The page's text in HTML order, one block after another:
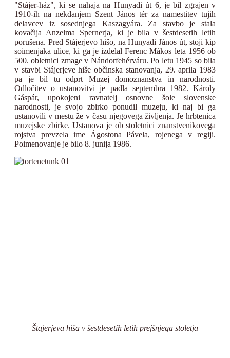
"Stájer-ház", ki se nahaja na Hunyadi út 6, je bil zgrajen v
1910-ih na nekdanjem Szent János tér za namestitev tujih
delavcev iz sosednjega Kaszagyára. Za stavbo je stala
kovačija Anzelma Spernerja, ki je bila v šestdesetih letih
porušena. Pred Stájerjevo hišo, na Hunyadi János út, stoji kip
soimenjaka ulice, ki ga je izdelal Ferenc Mákos leta 1956 ob
500. obletnici zmage v Nándorfehérváru. Po letu 1945 so bila
v stavbi Stájerjeve hiše občinska stanovanja, 29. aprila 1983
pa je bil tu odprt Muzej domoznanstva in narodnosti.
Odločitev o ustanovitvi je padla septembra 1982. Károly
Gáspár, upokojeni ravnatelj osnovne šole slovenske
narodnosti, je svojo zbirko ponudil muzeju, ki naj bi ga
ustanovili v mestu že v času njegovega življenja. Je hrbtenica
muzejske zbirke. Ustanova je ob stoletnici znanstvenikovega
rojstva prevzela ime Ágostona Pávela, rojenega v regiji.
Poimenovanje je bilo 8. junija 1986.
Štajerjeva hiša v šestdesetih letih prejšnjega stoletja